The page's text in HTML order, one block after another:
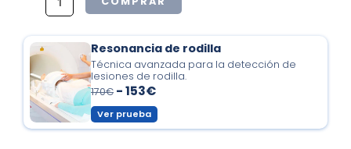
Resonancia de rodilla
Técnica avanzada para la detección de
lesiones de rodilla.
170€ -153€
Ver prueba